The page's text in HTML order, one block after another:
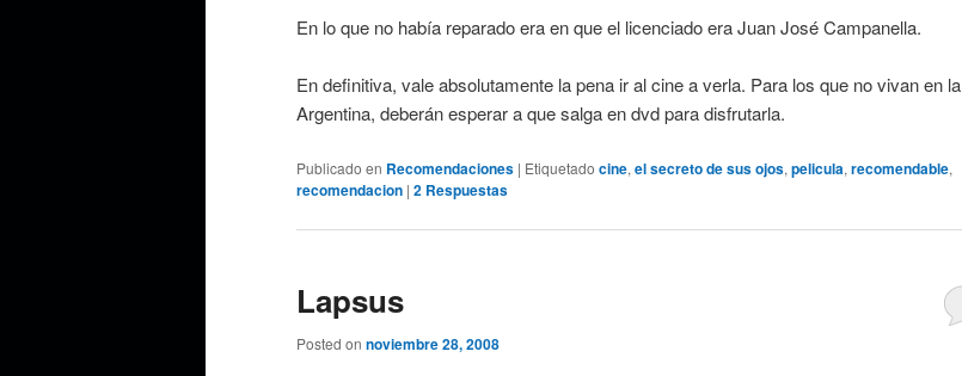
En lo que no había reparado era en que el licenciado era Juan José Campanella.
En definitiva, vale absolutamente la pena ir al cine a verla. Para los que no vivan en la
Argentina, deberán esperar a que salga en dvd para disfrutarla.
Publicado en Recomendaciones | Etiquetado cine, el secreto de sus ojos, pelicula, recomendable,
recomendacion | 2 Respuestas
Lapsus
Posted on noviembre 28, 2008